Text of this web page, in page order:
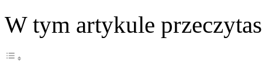
W tym artykule